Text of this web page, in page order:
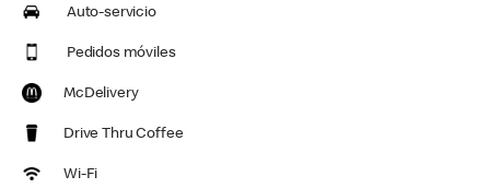
Auto-servicio
Pedidos móviles
McDelivery
Drive Thru Coffee
Wi-Fi